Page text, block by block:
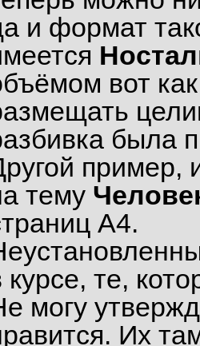
и формат
вот
была
пример,
тему
А4.
курсе, те,
могу
Их